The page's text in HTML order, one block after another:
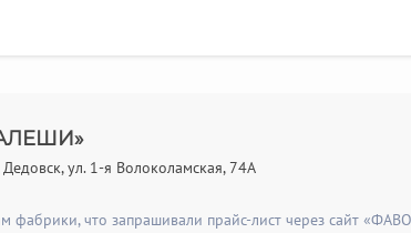
ул. 1-я Волоколамская, 74А
фабрики, что запрашивали прайс-лист через сайт